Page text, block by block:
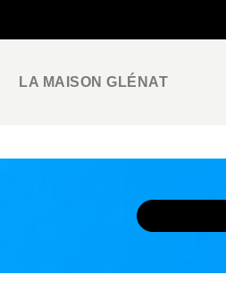
LA MAISON GLÉNAT